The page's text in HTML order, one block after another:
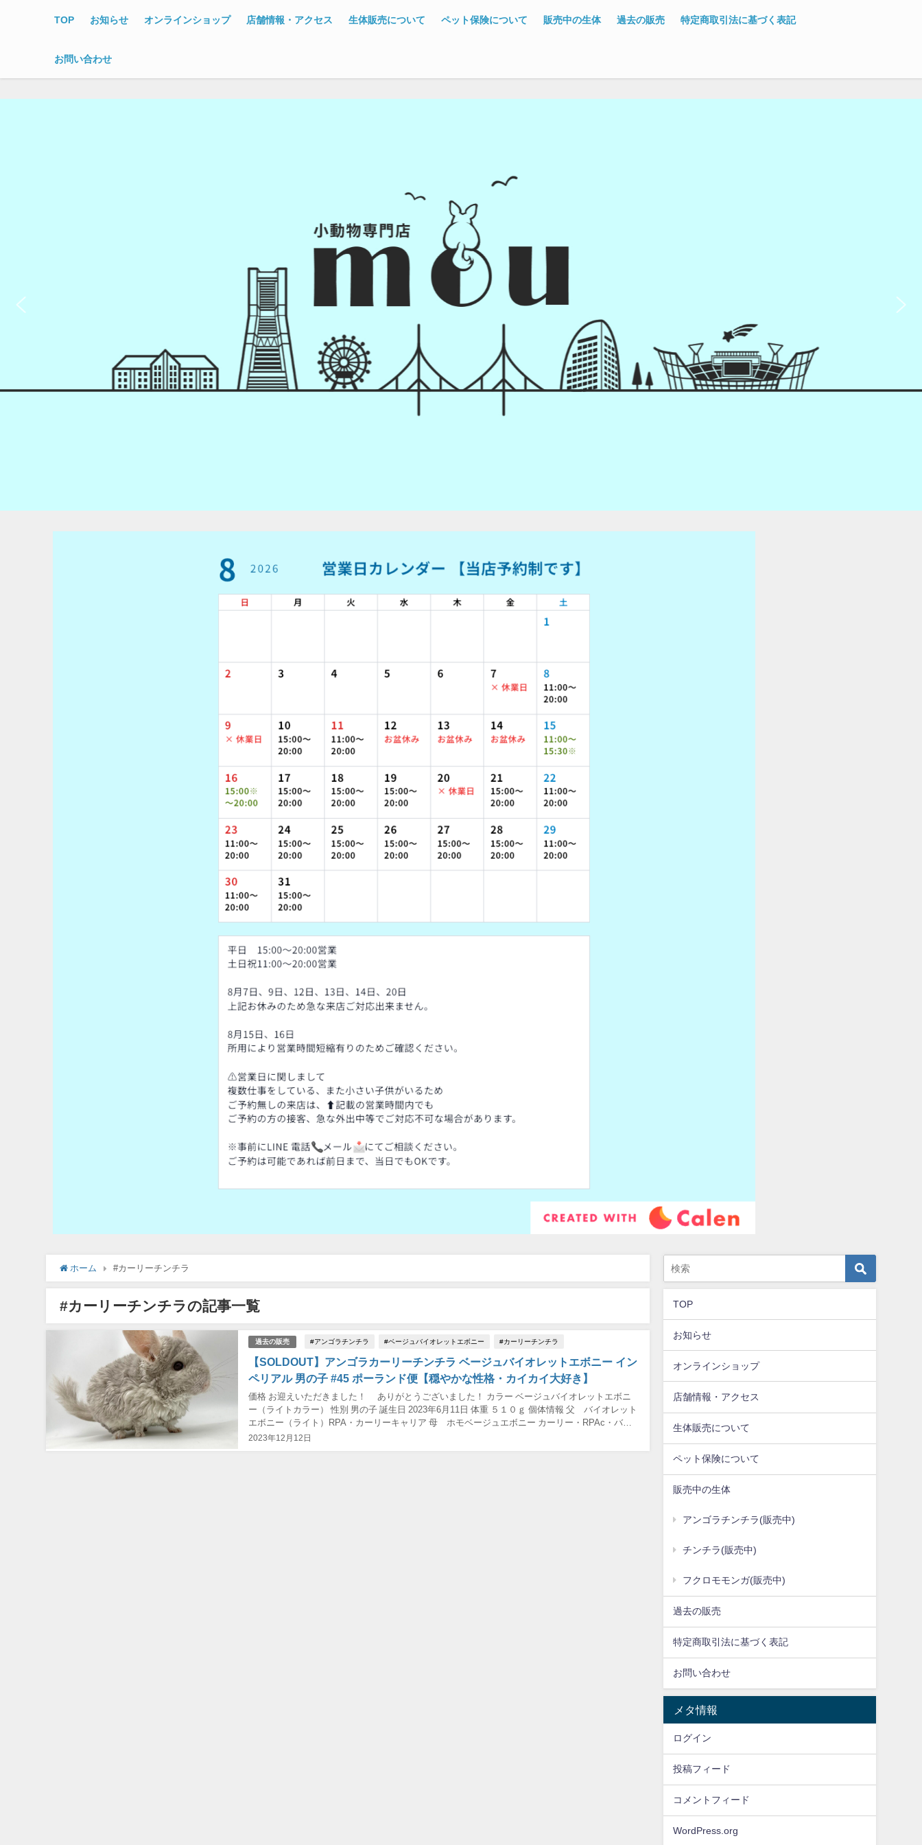
TOP お知らせ オンラインショップ 店舗情報・アクセス 生体販売について ペット保険について 販売中の生体 過去の販売 特定商取引法に基づく表記
お問い合わせ
ホーム #カーリーチンチラ
#カーリーチンチラの記事一覧
過去の販売 #アンゴラチンチラ #ベージュバイオレットエボニー #カーリーチンチラ
【SOLDOUT】アンゴラカーリーチンチラ ベージュバイオレットエボニー イン
ペリアル 男の子 #45 ポーランド便【穏やかな性格・カイカイ大好き】
2023年12月12日
価格 お迎えいただきました！ ありがとうございました！ カラー ベージュバイオレットエボニ
ー（ライトカラー） 性別 男の子 誕生日 2023年6月11日 体重 ５１０ｇ 個体情報 父 バイオレット
エボニー（ライト）RPA・カーリーキャリア 母 ホモベージュエボニー カーリー・RPAc・バイ
オレットキャリア 【父方】 ...
TOP
お知らせ
オンラインショップ
店舗情報・アクセス
生体販売について
ペット保険について
販売中の生体
アンゴラチンチラ(販売中)
チンチラ(販売中)
フクロモモンガ(販売中)
過去の販売
特定商取引法に基づく表記
お問い合わせ
メタ情報
ログイン
投稿フィード
コメントフィード
WordPress.org